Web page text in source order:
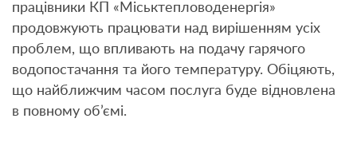
працівники КП «Міськтепловоденергія»
продовжують працювати над вирішенням усіх
проблем, що впливають на подачу гарячого
водопостачання та його температуру. Обіцяють,
що найближчим часом послуга буде відновлена
в повному об’ємі.